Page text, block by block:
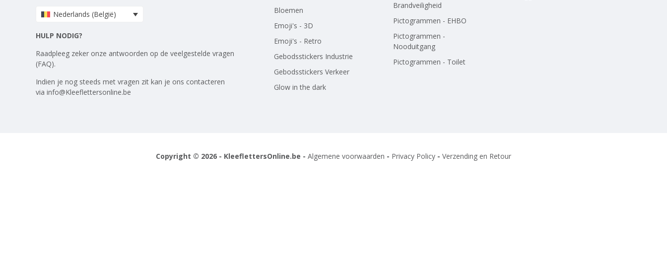
Nederlands (België)
HULP NODIG?
Raadpleeg zeker onze antwoorden op de veelgestelde vragen
(FAQ).
Indien je nog steeds met vragen zit kan je ons contacteren
via info@Kleeflettersonline.be
Bloemen
Emoji's - 3D
Emoji's - Retro
Gebodsstickers Industrie
Gebodsstickers Verkeer
Glow in the dark
Brandveiligheid
Pictogrammen - EHBO
Pictogrammen -
Nooduitgang
Pictogrammen - Toilet
Copyright © 2026 - KleeflettersOnline.be - Algemene voorwaarden - Privacy Policy - Verzending en Retour